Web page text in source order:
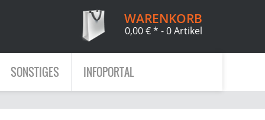
WARENKORB
0,00 € * - 0 Artikel
SONSTIGES INFOPORTAL